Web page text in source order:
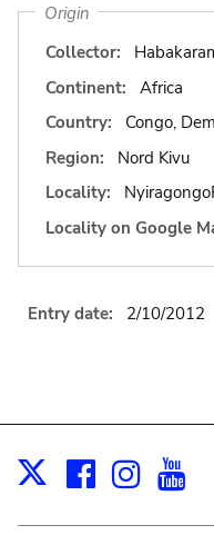
Origin
Collector:
Continent:
Africa
Country:
Congo,
Region:
Nord Kivu
Locality:
Locality on Google
Entry date: 2/10/2012
X Facebook